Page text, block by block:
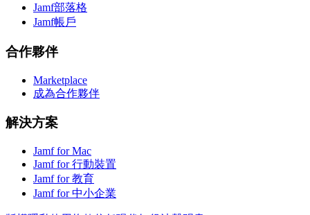
Jamf部落格
Jamf帳戶
合作夥伴
Marketplace
成為合作夥伴
解決方案
Jamf for Mac
Jamf for 行動裝置
Jamf for 教育
Jamf for 中小企業